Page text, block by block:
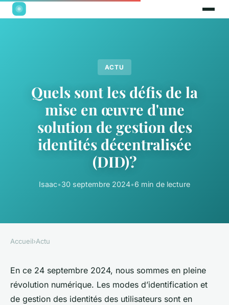
ACTU
Quels sont les défis de la
mise en œuvre d'une
solution de gestion des
identités décentralisée
(DID)?
Isaac•30 septembre 2024•6 min de lecture
Accueil›Actu
En ce 24 septembre 2024, nous sommes en pleine
révolution numérique. Les modes d’identification et
de gestion des identités des utilisateurs sont en